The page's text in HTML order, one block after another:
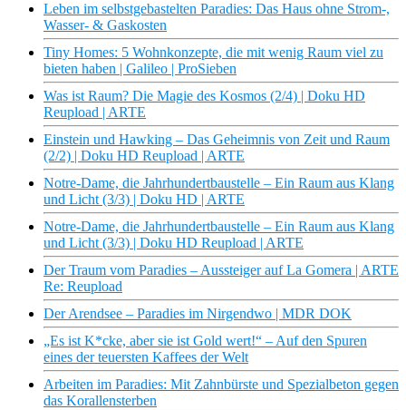
Leben im selbstgebastelten Paradies: Das Haus ohne Strom-,
Wasser- & Gaskosten
Tiny Homes: 5 Wohnkonzepte, die mit wenig Raum viel zu
bieten haben | Galileo | ProSieben
Was ist Raum? Die Magie des Kosmos (2/4) | Doku HD
Reupload | ARTE
Einstein und Hawking – Das Geheimnis von Zeit und Raum
(2/2) | Doku HD Reupload | ARTE
Notre-Dame, die Jahrhundertbaustelle – Ein Raum aus Klang
und Licht (3/3) | Doku HD | ARTE
Notre-Dame, die Jahrhundertbaustelle – Ein Raum aus Klang
und Licht (3/3) | Doku HD Reupload | ARTE
Der Traum vom Paradies – Aussteiger auf La Gomera | ARTE
Re: Reupload
Der Arendsee – Paradies im Nirgendwo | MDR DOK
„Es ist K*cke, aber sie ist Gold wert!“ – Auf den Spuren
eines der teuersten Kaffees der Welt
Arbeiten im Paradies: Mit Zahnbürste und Spezialbeton gegen
das Korallensterben